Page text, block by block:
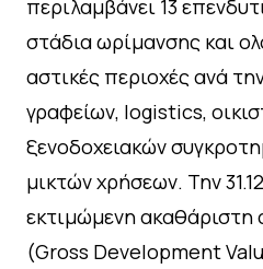
περιλαμβάνει 13
στάδια ωρίμανσης και
αστικές περιοχές ανά
γραφείων, logistics,
ξενοδοχειακών
μικτών χρήσεων. Την
εκτιμώμενη ακαθάριστη
(Gross Development